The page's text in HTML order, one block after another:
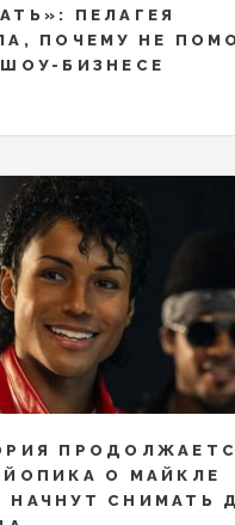
ПЕЛАГЕЯ
ПОЧЕМУ НЕ
БИЗНЕСЕ
О МАЙКЛЕ
НАЧНУТ СНИМАТЬ